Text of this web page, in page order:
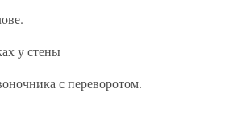
у стены
с переворотом.